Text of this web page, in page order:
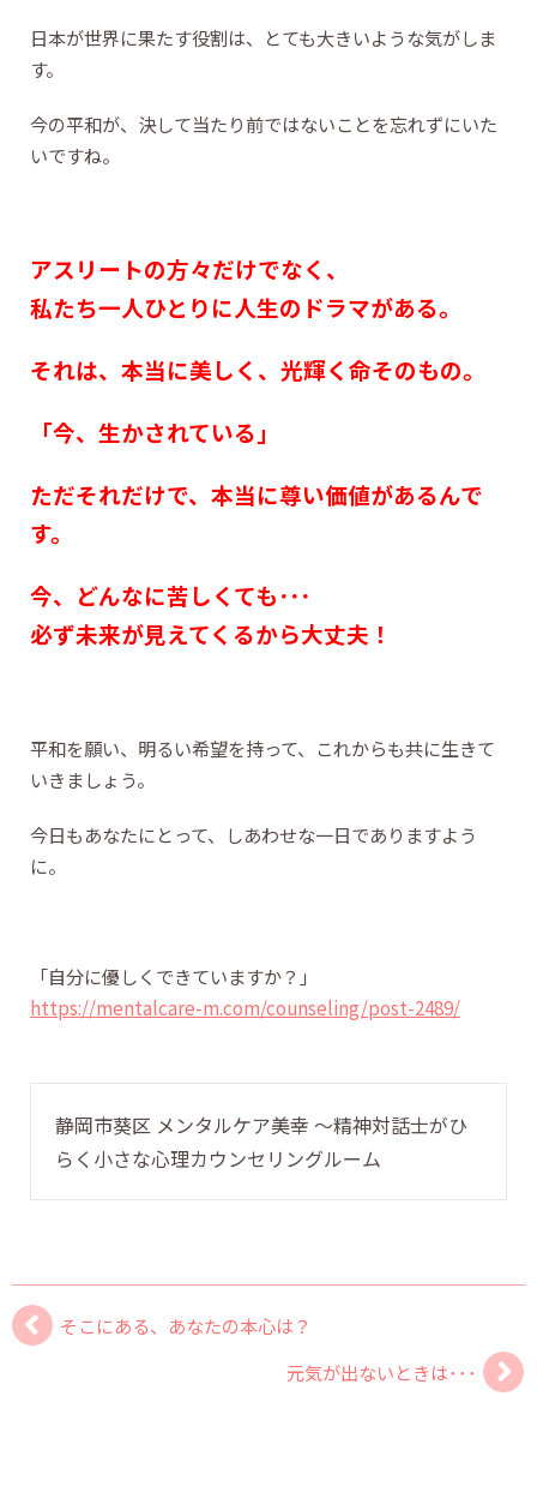
日本が世界に果たす役割は、とても大きいような気がしま
す。
今の平和が、決して当たり前ではないことを忘れずにいた
いですね。
アスリートの方々だけでなく、
私たち一人ひとりに人生のドラマがある。
それは、本当に美しく、光輝く命そのもの。
「今、生かされている」
ただそれだけで、本当に尊い価値があるんで
す。
今、どんなに苦しくても･･･
必ず未来が見えてくるから大丈夫！
平和を願い、明るい希望を持って、これからも共に生きて
いきましょう。
今日もあなたにとって、しあわせな一日でありますよう
に。
「自分に優しくできていますか？」
https://mentalcare-m.com/counseling/post-2489/
静岡市葵区 メンタルケア美幸 〜精神対話士がひ
らく小さな心理カウンセリングルーム
そこにある、あなたの本心は？
元気が出ないときは･･･